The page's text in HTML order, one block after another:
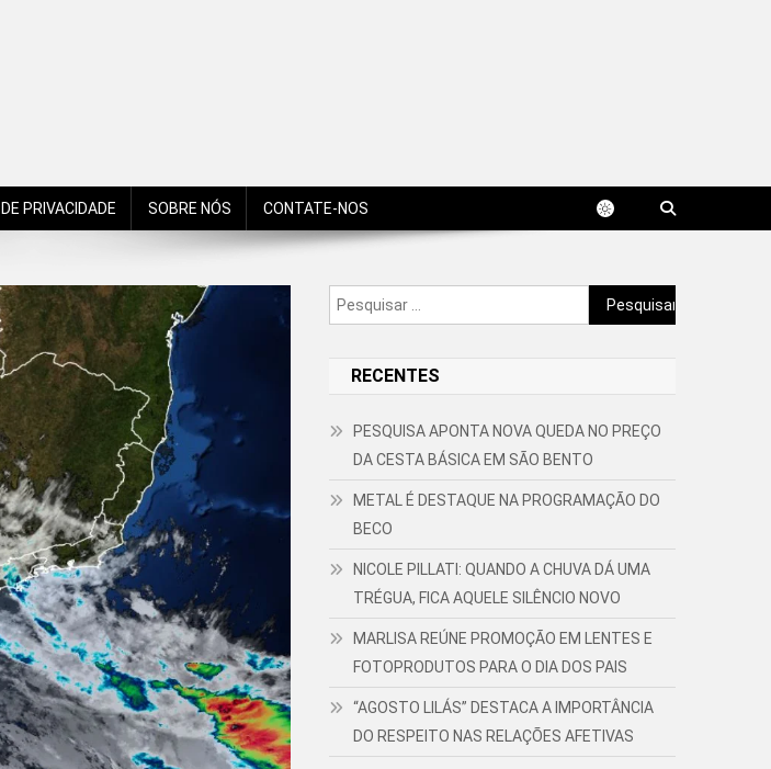
PRIVACIDADE SOBRE NÓS CONTATE-NOS
Pesquisar
por:
RECENTES
PESQUISA APONTA NOVA QUEDA NO PREÇO
DA CESTA BÁSICA EM SÃO BENTO
METAL É DESTAQUE NA PROGRAMAÇÃO DO
BECO
NICOLE PILLATI: QUANDO A CHUVA DÁ UMA
TRÉGUA, FICA AQUELE SILÊNCIO NOVO
MARLISA REÚNE PROMOÇÃO EM LENTES E
FOTOPRODUTOS PARA O DIA DOS PAIS
“AGOSTO LILÁS” DESTACA A IMPORTÂNCIA
DO RESPEITO NAS RELAÇÕES AFETIVAS